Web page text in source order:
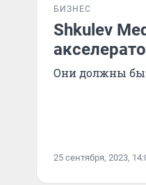
БИЗНЕС
Shkulev
Они должны
25 сентября, 2023,